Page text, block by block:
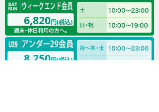
6,820円(税込)
8,250円(税込)